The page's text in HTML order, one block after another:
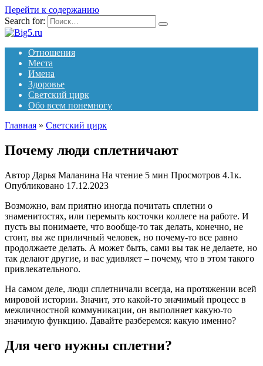
Перейти к содержанию
Search for:
Отношения
Места
Имена
Здоровье
Светский цирк
Обо всем понемногу
Главная » Светский цирк
Почему люди сплетничают
Автор Дарья Маланина На чтение 5 мин Просмотров 4.1к.
Опубликовано 17.12.2023
Возможно, вам приятно иногда почитать сплетни о
знаменитостях, или перемыть косточки коллеге на работе. И
пусть вы понимаете, что вообще-то так делать, конечно, не
стоит, вы же приличный человек, но почему-то все равно
продолжаете делать. А может быть, сами вы так не делаете, но
так делают другие, и вас удивляет ‒ почему, что в этом такого
привлекательного.
На самом деле, люди сплетничали всегда, на протяжении всей
мировой истории. Значит, это какой-то значимый процесс в
межличностной коммуникации, он выполняет какую-то
значимую функцию. Давайте разберемся: какую именно?
Для чего нужны сплетни?